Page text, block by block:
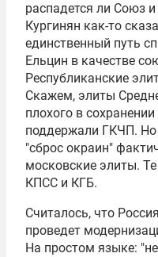
распадется ли Союз
Кургинян как-то
единственный путь
Ельцин в качестве
Республиканские
Скажем, элиты
плохого в
поддержали ГКЧП. Но
"сброс окраин"
московские элиты.
КПСС и КГБ.
Считалось, что
проведет
На простом языке: